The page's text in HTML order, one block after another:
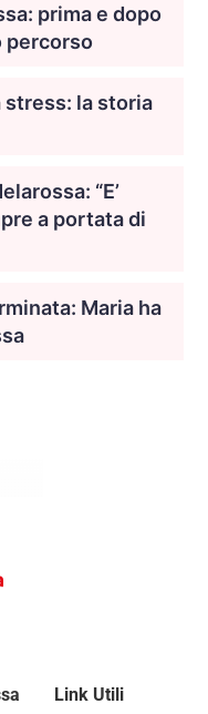
prima e dopo
percorso
stress: la storia
“E’
a portata di
Maria ha
Link Utili